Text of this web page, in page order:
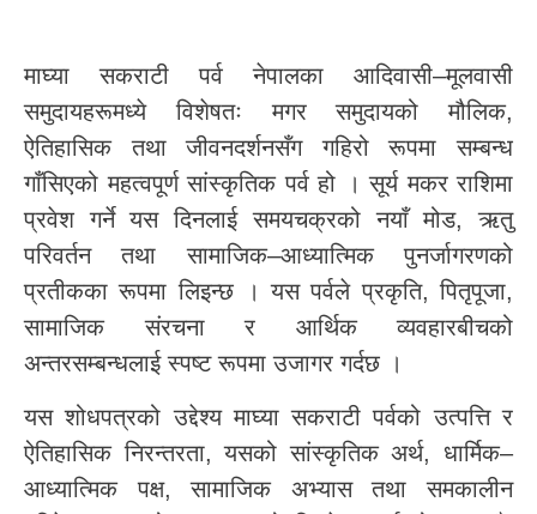
माघ्या सकराटी पर्व नेपालका आदिवासी–मूलवासी
समुदायहरूमध्ये विशेषतः मगर समुदायको मौलिक,
ऐतिहासिक तथा जीवनदर्शनसँग गहिरो रूपमा सम्बन्ध
गाँसिएको महत्वपूर्ण सांस्कृतिक पर्व हो । सूर्य मकर राशिमा
प्रवेश गर्ने यस दिनलाई समयचक्रको नयाँ मोड, ऋतु
परिवर्तन तथा सामाजिक–आध्यात्मिक पुनर्जागरणको
प्रतीकका रूपमा लिइन्छ । यस पर्वले प्रकृति, पितृपूजा,
सामाजिक संरचना र आर्थिक व्यवहारबीचको
अन्तरसम्बन्धलाई स्पष्ट रूपमा उजागर गर्दछ ।
यस शोधपत्रको उद्देश्य माघ्या सकराटी पर्वको उत्पत्ति र
ऐतिहासिक निरन्तरता, यसको सांस्कृतिक अर्थ, धार्मिक–
आध्यात्मिक पक्ष, सामाजिक अभ्यास तथा समकालीन